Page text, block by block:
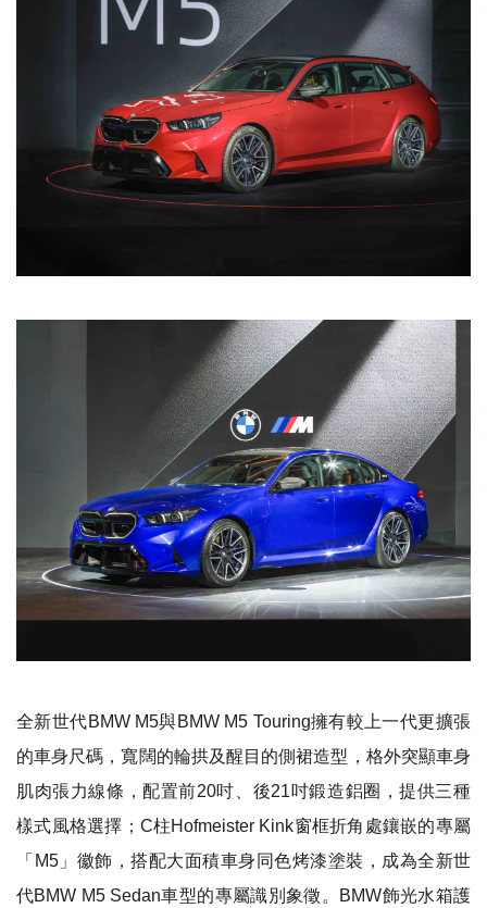
全新世代BMW M5與BMW M5 Touring擁有較上一代更擴張
的車身尺碼，寬闊的輪拱及醒目的側裙造型，格外突顯車身
肌肉張力線條，配置前20吋、後21吋鍛造鋁圈，提供三種
樣式風格選擇；C柱Hofmeister Kink窗框折角處鑲嵌的專屬
「M5」徽飾，搭配大面積車身同色烤漆塗裝，成為全新世
代BMW M5 Sedan車型的專屬識別象徵。BMW飾光水箱護